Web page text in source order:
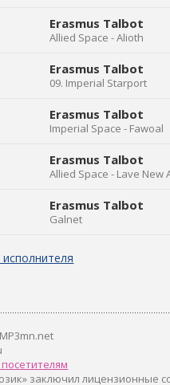
Erasmus Talbot
Allied Space - Alioth
Erasmus Talbot
09. Imperial Starport
Erasmus Talbot
Imperial Space - Fawoal
Erasmus Talbot
Allied Space - Lave New
Erasmus Talbot
Galnet
исполнителя
заключил лицензионные